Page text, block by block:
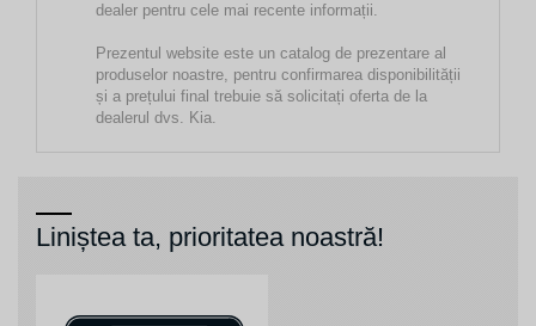
dealer pentru cele mai recente informații.
Prezentul website este un catalog de prezentare al
produselor noastre, pentru confirmarea disponibilității
și a prețului final trebuie să solicitați oferta de la
dealerul dvs. Kia.
Liniștea ta, prioritatea noastră!